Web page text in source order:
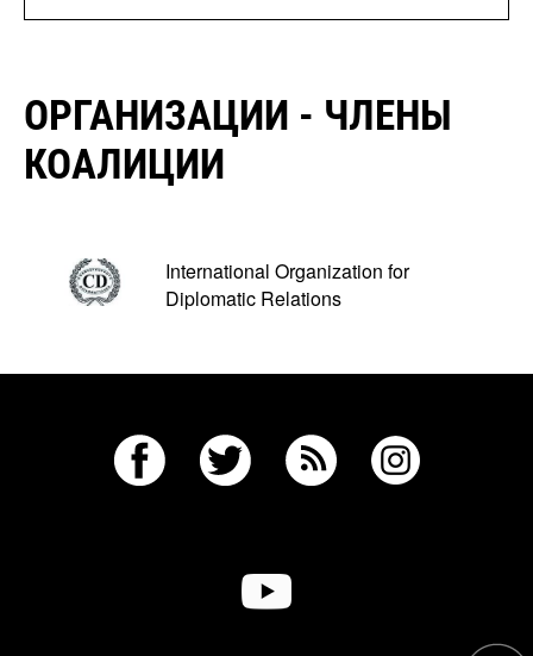
ОРГАНИЗАЦИИ - ЧЛЕНЫ
КОАЛИЦИИ
International Organization for
Diplomatic Relations